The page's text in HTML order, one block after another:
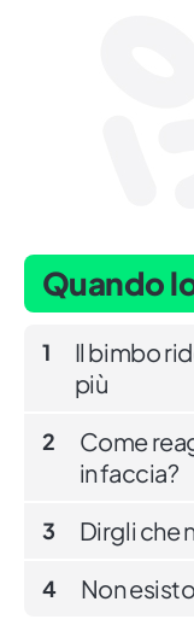
Quando
1
Il bimbo
più
2
Come
in faccia?
3 Dirgli che
4 Non